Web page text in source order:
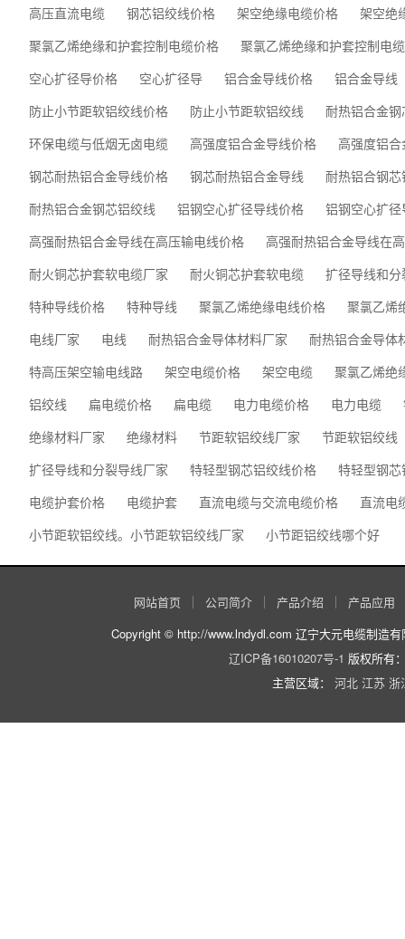
高压直流电缆
钢芯铝绞线价格 架空绝缘电缆价格
架空绝
聚氯乙烯绝缘和护套控制电缆价格
聚氯乙烯绝缘和护套控制电缆
空心扩径导价格
空心扩径导 铝合金导线价格
铝合金导线
防止小节距软铝绞线价格
防止小节距软铝绞线
耐热铝合金
环保电缆与低烟无卤电缆
高强度铝合金导线价格
高强度铝
钢芯耐热铝合金导线价格
钢芯耐热铝合金导线
耐热铝合钢
耐热铝合金钢芯铝绞线
铝钢空心扩径导线价格
铝钢空心扩径
高强耐热铝合金导线在高压输电线价格
高强耐热铝合金导线在
耐火铜芯护套软电缆厂家
耐火铜芯护套软电缆
扩径导线和
特种导线价格
特种导线 聚氯乙烯绝缘电线价格
聚氯乙烯
电线厂家
电线 耐热铝合金导体材料厂家
耐热铝合金导体
特高压架空输电线路
架空电缆价格 架空电缆
聚氯乙烯绝
铝绞线
扁电缆价格 扁电缆 电力电缆价格 电力电缆
绝缘材料厂家
绝缘材料 节距软铝绞线厂家
节距软铝绞线
扩径导线和分裂导线厂家
特轻型钢芯铝绞线价格
特轻型钢
电缆护套价格
电缆护套 直流电缆与交流电缆价格
直流电
小节距软铝绞线。小节距软铝绞线厂家
小节距铝绞线哪个好
网站首页 公司简介 产品介绍
产品应用
Copyright © http://www.lndydl.com 辽宁大元电缆制造
辽ICP备16010207号-1 版权所有
主营区域： 河北 江苏 浙